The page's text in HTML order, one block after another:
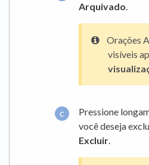
Arquivado.
Orações
visíveis
Pressione
você deseja
Excluir.